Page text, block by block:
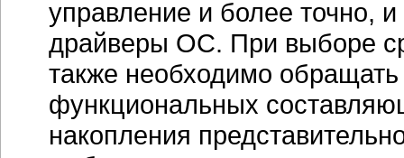
управление и более точно,
драйверы ОС. При выборе
также необходимо
функциональных
накопления